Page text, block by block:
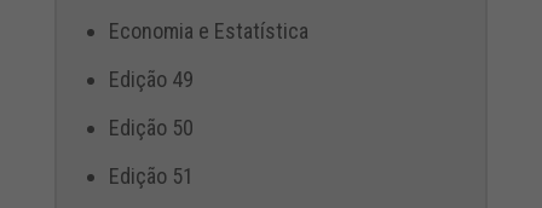
Economia e Estatística
Edição 49
Edição 50
Edição 51